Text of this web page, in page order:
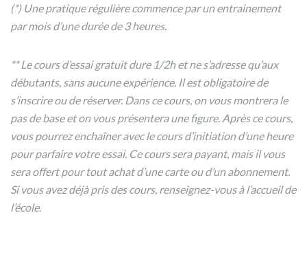
(*) Une pratique régulière commence par un entrainement
par mois d’une durée de 3 heures.
** Le cours d’essai gratuit dure 1/2h et ne s’adresse qu’aux
débutants, sans aucune expérience. Il est obligatoire de
s’inscrire ou de réserver. Dans ce cours, on vous montrera le
pas de base et on vous présentera une figure. Après ce cours,
vous pourrez enchaîner avec le cours d’initiation d’une heure
pour parfaire votre essai. Ce cours sera payant, mais il vous
sera offert pour tout achat d’une carte ou d’un abonnement.
Si vous avez déjà pris des cours, renseignez-vous à l’accueil de
l’école.